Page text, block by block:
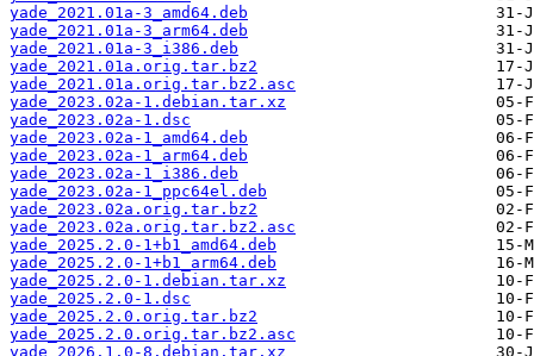
yade_2021.01a-3_amd64.deb
yade_2021.01a-3_arm64.deb
yade_2021.01a-3_i386.deb
yade_2021.01a.orig.tar.bz2
yade_2021.01a.orig.tar.bz2.asc
yade_2023.02a-1.debian.tar.xz
yade_2023.02a-1.dsc
yade_2023.02a-1_amd64.deb
yade_2023.02a-1_arm64.deb
yade_2023.02a-1_i386.deb
yade_2023.02a-1_ppc64el.deb
yade_2023.02a.orig.tar.bz2
yade_2023.02a.orig.tar.bz2.asc
yade_2025.2.0-1+b1_amd64.deb
yade_2025.2.0-1+b1_arm64.deb
yade_2025.2.0-1.debian.tar.xz
yade_2025.2.0-1.dsc
yade_2025.2.0.orig.tar.bz2
yade_2025.2.0.orig.tar.bz2.asc
yade_2026.1.0-8.debian.tar.xz